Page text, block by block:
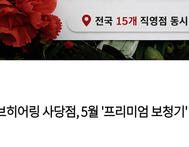
히어링 사당점, 5월 '프리미엄 보청기'